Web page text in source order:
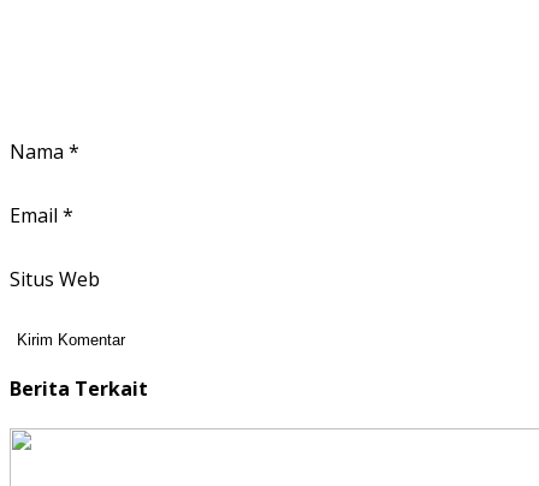
Nama *
Email *
Situs Web
Berita Terkait